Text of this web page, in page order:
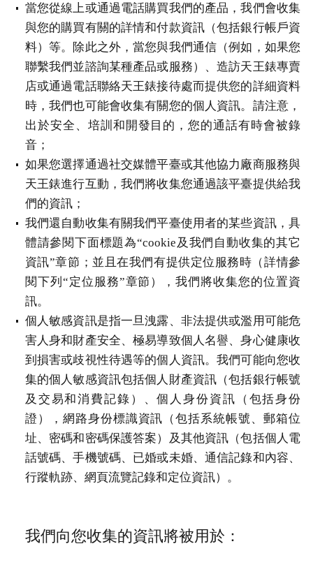
當您從線上或通過電話購買我們的產品，我們會收集
與您的購買有關的詳情和付款資訊（包括銀行帳戶資
料）等。除此之外，當您與我們通信（例如，如果您
聯繫我們並諮詢某種產品或服務）、造訪天王錶專賣
店或通過電話聯絡天王錶接待處而提供您的詳細資料
時，我們也可能會收集有關您的個人資訊。請注意，
出於安全、培訓和開發目的，您的通話有時會被錄
音；
如果您選擇通過社交媒體平臺或其他協力廠商服務與
天王錶進行互動，我們將收集您通過該平臺提供給我
們的資訊；
我們還自動收集有關我們平臺使用者的某些資訊，具
體請參閱下面標題為“cookie及我們自動收集的其它
資訊”章節；並且在我們有提供定位服務時（詳情參
閱下列“定位服務”章節），我們將收集您的位置資
訊。
個人敏感資訊是指一旦洩露、非法提供或濫用可能危
害人身和財產安全、極易導致個人名譽、身心健康收
到損害或歧視性待遇等的個人資訊。我們可能向您收
集的個人敏感資訊包括個人財產資訊（包括銀行帳號
及交易和消費記錄）、個人身份資訊（包括身份
證），網路身份標識資訊（包括系統帳號、郵箱位
址、密碼和密碼保護答案）及其他資訊（包括個人電
話號碼、手機號碼、已婚或未婚、通信記錄和內容、
行蹤軌跡、網頁流覽記錄和定位資訊）。
我們向您收集的資訊將被用於：